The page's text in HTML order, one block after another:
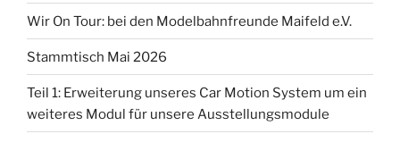
Wir On Tour: bei den Modelbahnfreunde Maifeld e.V.
Stammtisch Mai 2026
Teil 1: Erweiterung unseres Car Motion System um ein
weiteres Modul für unsere Ausstellungsmodule